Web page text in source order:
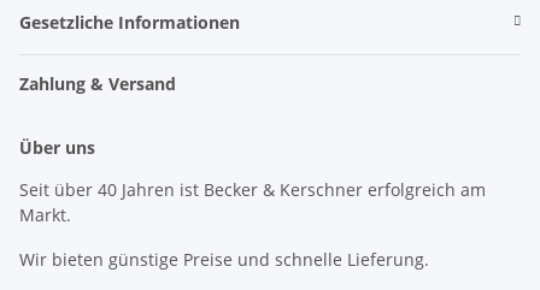
Gesetzliche Informationen
Zahlung & Versand
Über uns
Seit über 40 Jahren ist Becker & Kerschner erfolgreich am
Markt.
Wir bieten günstige Preise und schnelle Lieferung.